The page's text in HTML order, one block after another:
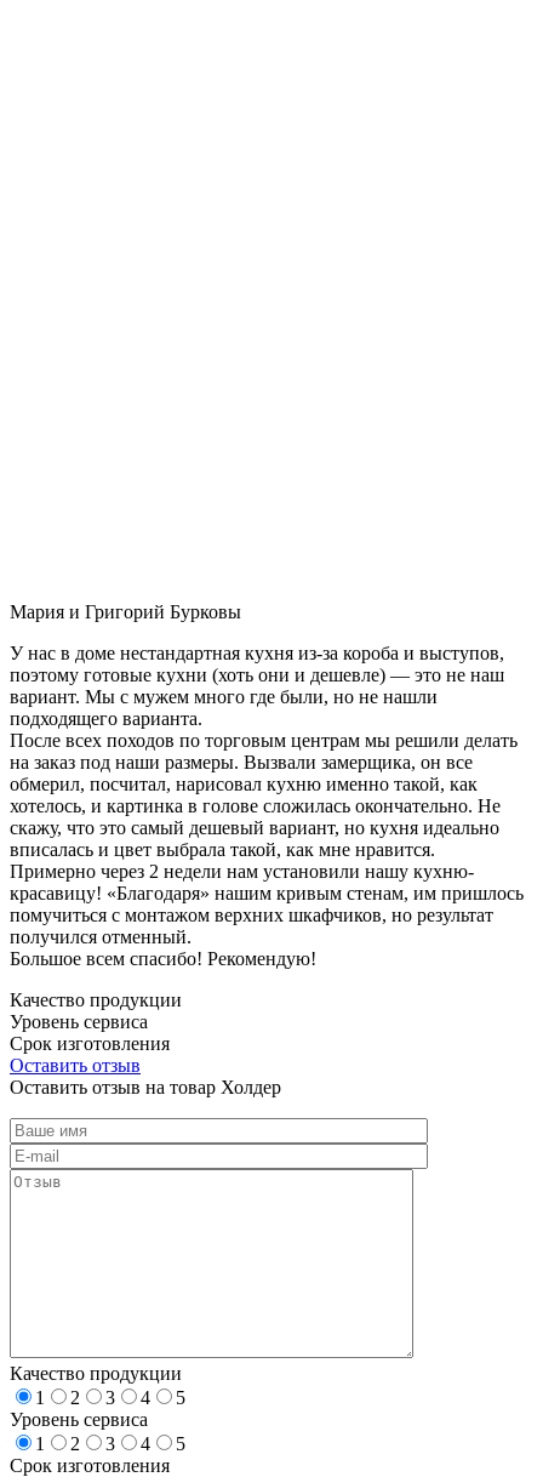
Мария и Григорий Бурковы
У нас в доме нестандартная кухня из-за короба и выступов,
поэтому готовые кухни (хоть они и дешевле) — это не наш
вариант. Мы с мужем много где были, но не нашли
подходящего варианта.
После всех походов по торговым центрам мы решили делать
на заказ под наши размеры. Вызвали замерщика, он все
обмерил, посчитал, нарисовал кухню именно такой, как
хотелось, и картинка в голове сложилась окончательно. Не
скажу, что это самый дешевый вариант, но кухня идеально
вписалась и цвет выбрала такой, как мне нравится.
Примерно через 2 недели нам установили нашу кухню-
красавицу! «Благодаря» нашим кривым стенам, им пришлось
помучиться с монтажом верхних шкафчиков, но результат
получился отменный.
Большое всем спасибо! Рекомендую!
Качество продукции
Уровень сервиса
Срок изготовления
Оставить отзыв
Оставить отзыв на товар Холдер
Качество продукции
1
2 3 4
5
Уровень сервиса
1
2 3 4
5
Срок изготовления